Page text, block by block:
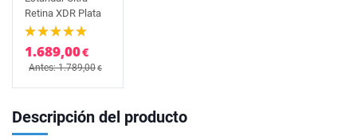
Retina XDR Plata
1.689,00€
Antes: 1.789,00€
Descripción del producto